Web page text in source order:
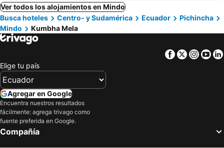
Ver todos los alojamientos en Mindo
Busca hoteles
Centro- y Sudamérica Ecuador
Pichincha
Mindo
Kumbha Mela
Facebook
Twitter
Elige tu país
Agregar en Google
Encuentra nuestros resultados
fácilmente: agrega trivago como
fuente preferida en Google.
Compañía